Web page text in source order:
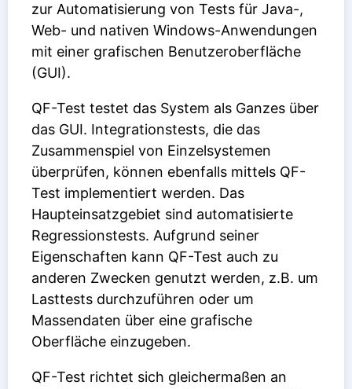
zur Automatisierung von Tests für Java-,
Web- und nativen Windows-Anwendungen
mit einer grafischen Benutzeroberfläche
(GUI).
QF-Test testet das System als Ganzes über
das GUI. Integrationstests, die das
Zusammenspiel von Einzelsystemen
überprüfen, können ebenfalls mittels QF-
Test implementiert werden. Das
Haupteinsatzgebiet sind automatisierte
Regressionstests. Aufgrund seiner
Eigenschaften kann QF-Test auch zu
anderen Zwecken genutzt werden, z.B. um
Lasttests durchzuführen oder um
Massendaten über eine grafische
Oberfläche einzugeben.
QF-Test richtet sich gleichermaßen an